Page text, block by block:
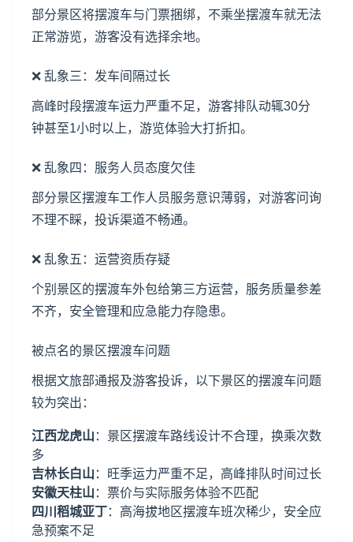
部分景区将摆渡车与门票捆绑，不乘坐摆渡车就无法
正常游览，游客没有选择余地。
❌ 乱象三：发车间隔过长
高峰时段摆渡车运力严重不足，游客排队动辄30分
钟甚至1小时以上，游览体验大打折扣。
❌ 乱象四：服务人员态度欠佳
部分景区摆渡车工作人员服务意识薄弱，对游客问询
不理不睬，投诉渠道不畅通。
❌ 乱象五：运营资质存疑
个别景区的摆渡车外包给第三方运营，服务质量参差
不齐，安全管理和应急能力存隐患。
被点名的景区摆渡车问题
根据文旅部通报及游客投诉，以下景区的摆渡车问题
较为突出：
江西龙虎山 ：景区摆渡车路线设计不合理，换乘次数
多
吉林长白山 ：旺季运力严重不足，高峰排队时间过长
安徽天柱山 ：票价与实际服务体验不匹配
四川 稻城亚丁：高海拔地区摆渡车班次稀少，安全应
急预案不足